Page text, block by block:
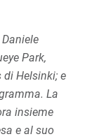
Park,
di Helsinki; e
La
insieme
e al suo